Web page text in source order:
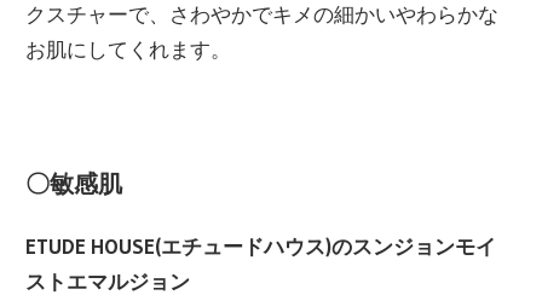
クスチャーで、さわやかでキメの細かいやわらかな
お肌にしてくれます。
〇敏感肌
ETUDE HOUSE(エチュードハウス)のスンジョンモイ
ストエマルジョン